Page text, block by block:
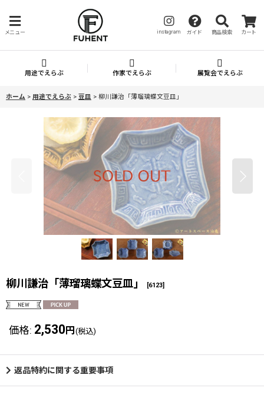
メニュー instagram ガイド 商品検索 カート
用途でえらぶ 作家でえらぶ 展覧会でえらぶ
ホーム > 用途でえらぶ > 豆皿 > 柳川謙治「薄瑠璃蝶文豆皿」
柳川謙治「薄瑠璃蝶文豆皿」 [6123]
価格: 2,530 円 (税込)
返品特約に関する重要事項